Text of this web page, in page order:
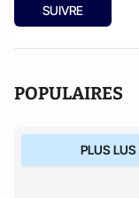
SUIVRE
POPULAIRES
PLUS LUS